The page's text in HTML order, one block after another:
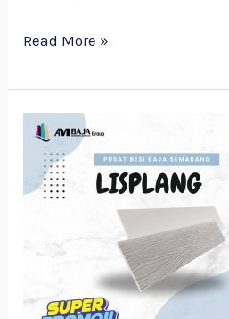
Read More »
Jenis-
jenis
Lisplang